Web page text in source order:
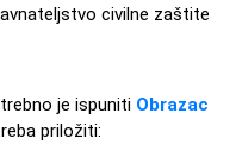
civilne zaštite
je ispuniti Obrazac
priložiti: